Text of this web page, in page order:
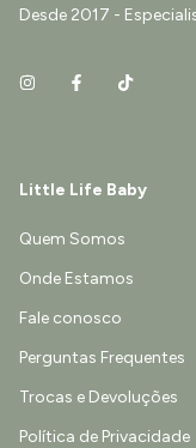
Desde 2017 -
Little Life Baby
Quem Somos
Onde Estamos
Fale conosco
Perguntas Frequentes
Trocas e Devoluções
Política de Privacidade